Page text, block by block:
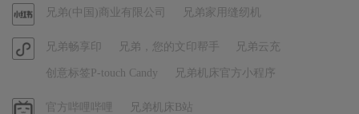
官
小
红
兄弟(中国)商业有限公司 兄弟家用缝纫机
官
程
兄弟畅享印 兄弟，您的文印帮手 兄弟云充
创意标签P-touch Candy 兄弟机床官方小程序
哔官方哔哩哔哩 兄弟机床B站